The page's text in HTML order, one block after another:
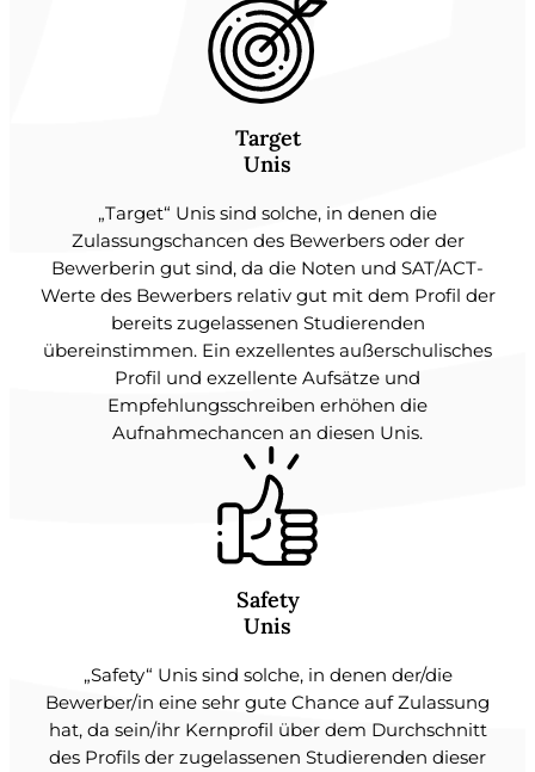
Target
Unis
„Target“ Unis sind solche, in denen die
Zulassungschancen des Bewerbers oder der
Bewerberin gut sind, da die Noten und SAT/ACT-
Werte des Bewerbers relativ gut mit dem Profil der
bereits zugelassenen Studierenden
übereinstimmen. Ein exzellentes außerschulisches
Profil und exzellente Aufsätze und
Empfehlungsschreiben erhöhen die
Aufnahmechancen an diesen Unis.
Safety
Unis
„Safety“ Unis sind solche, in denen der/die
Bewerber/in eine sehr gute Chance auf Zulassung
hat, da sein/ihr Kernprofil über dem Durchschnitt
des Profils der zugelassenen Studierenden dieser